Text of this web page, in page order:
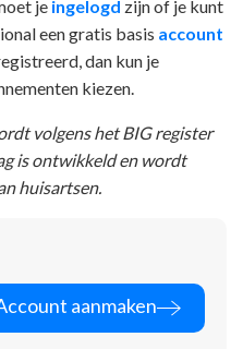
je ingelogd zijn of je kunt
een gratis basis account
dan kun je
kiezen.
volgens het BIG register
is ontwikkeld en wordt
huisartsen.
aanmaken